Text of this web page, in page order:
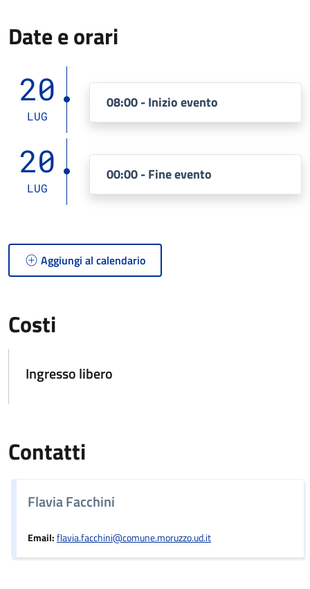
Date e orari
20
LUG
08:00 - Inizio evento
20
LUG
00:00 - Fine evento
Aggiungi al calendario
Costi
Ingresso libero
Contatti
Flavia Facchini
Email:flavia.facchini@comune.moruzzo.ud.it